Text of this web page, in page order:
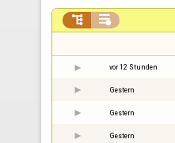
 
vor 12 Stunden
Gestern
Gestern
Gestern